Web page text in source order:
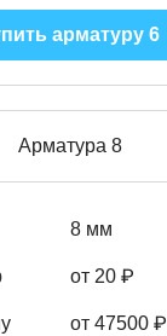
арматуру 6
Арматура 8
8 мм
от 20 ₽
от 47500 ₽